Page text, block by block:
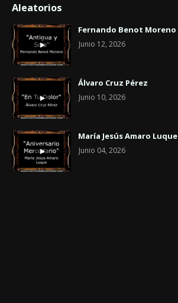
Aleatorios
Fernando Benot Moreno
Junio 12, 2026
Álvaro Cruz Pérez
Junio 10, 2026
María Jesús Amaro Luque
Junio 04, 2026